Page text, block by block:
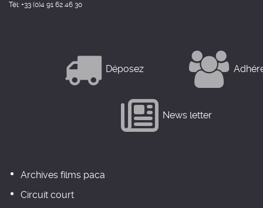
Tél: +33 (0)4 91 62 46 30
Déposez
News letter
Archives films paca
Circuit court